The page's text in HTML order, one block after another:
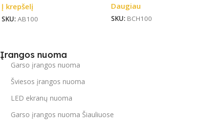
Į krepšelį
SKU: AB100
Daugiau
SKU: BCH100
Įrangos nuoma
Garso įrangos nuoma
Šviesos įrangos nuoma
LED ekranų nuoma
Garso įrangos nuoma Šiauliuose